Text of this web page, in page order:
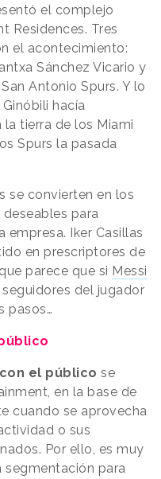
el complejo
Residences. Tres
el acontecimiento:
Sánchez Vicario y
Antonio Spurs. Y lo
hacía
tierra de los Miami
Spurs la pasada
se convierten en los
deseables para
empresa. Iker Casillas
en prescriptores de
parece que si Messi
seguidores del jugador
pasos…
el público se
en la base de
cuando se aprovecha
o sus
Por ello, es muy
segmentación para